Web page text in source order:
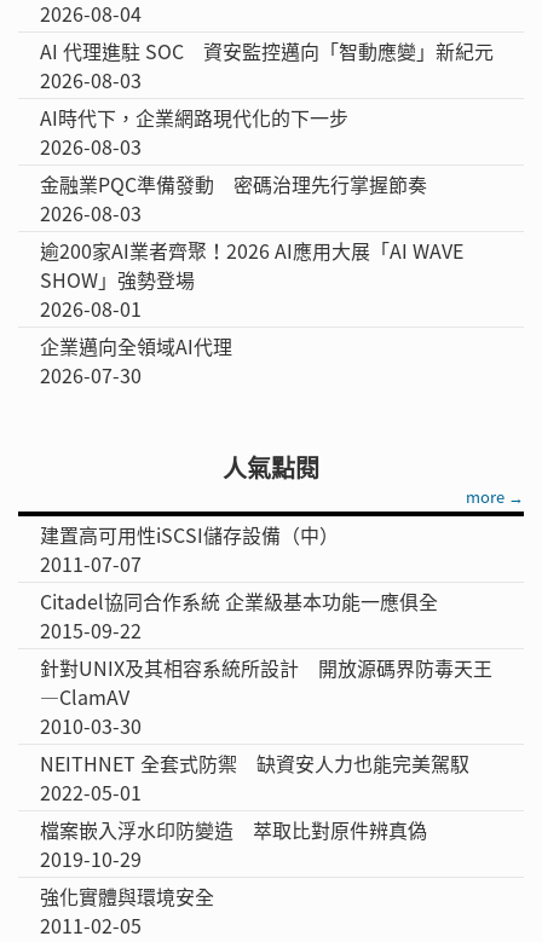
2026-08-04
AI 代理進駐 SOC 資安監控邁向「智動應變」新紀元
2026-08-03
AI時代下，企業網路現代化的下一步
2026-08-03
金融業PQC準備發動 密碼治理先行掌握節奏
2026-08-03
逾200家AI業者齊聚！2026 AI應用大展「AI WAVE
SHOW」強勢登場
2026-08-01
企業邁向全領域AI代理
2026-07-30
人氣點閱
more →
建置高可用性iSCSI儲存設備（中）
2011-07-07
Citadel協同合作系統 企業級基本功能一應俱全
2015-09-22
針對UNIX及其相容系統所設計 開放源碼界防毒天王
—ClamAV
2010-03-30
NEITHNET 全套式防禦 缺資安人力也能完美駕馭
2022-05-01
檔案嵌入浮水印防變造 萃取比對原件辨真偽
2019-10-29
強化實體與環境安全
2011-02-05